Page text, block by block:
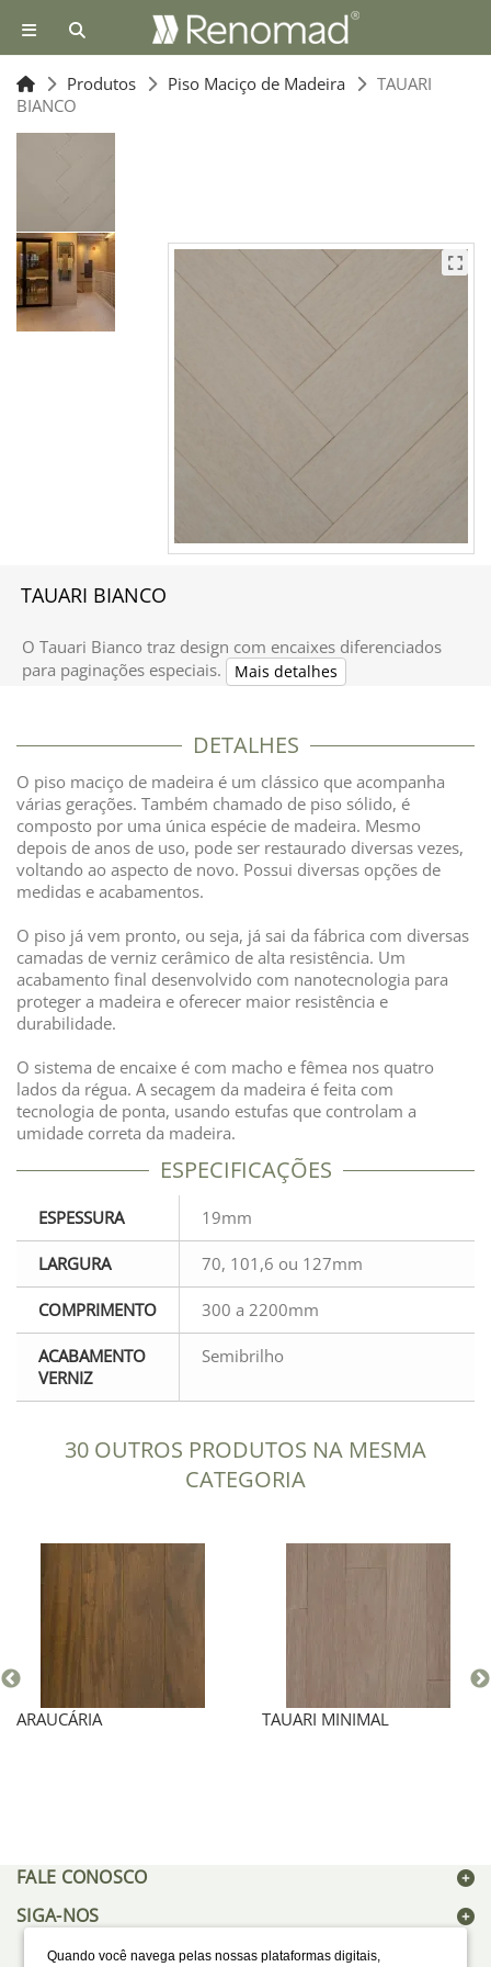
Quando você navega pelas nossas plataformas digitais,
Produtos Piso Maciço de Madeira
TAUARI
BIANCO
TAUARI BIANCO
O Tauari Bianco traz design com encaixes diferenciados
para paginações especiais.
Mais detalhes
DETALHES
O piso maciço de madeira é um clássico que acompanha
várias gerações. Também chamado de piso sólido, é
composto por uma única espécie de madeira. Mesmo
depois de anos de uso, pode ser restaurado diversas vezes,
voltando ao aspecto de novo. Possui diversas opções de
medidas e acabamentos.
O piso já vem pronto, ou seja, já sai da fábrica com diversas
camadas de verniz cerâmico de alta resistência. Um
acabamento final desenvolvido com nanotecnologia para
proteger a madeira e oferecer maior resistência e
durabilidade.
O sistema de encaixe é com macho e fêmea nos quatro
lados da régua. A secagem da madeira é feita com
tecnologia de ponta, usando estufas que controlam a
umidade correta da madeira.
ESPECIFICAÇÕES
ESPESSURA 19mm
LARGURA 70, 101,6 ou 127mm
COMPRIMENTO 300 a 2200mm
ACABAMENTO
VERNIZ
Semibrilho
30 OUTROS PRODUTOS NA MESMA
CATEGORIA
ARAUCÁRIA TAUARI MINIMAL
FALE CONOSCO
SIGA-NOS